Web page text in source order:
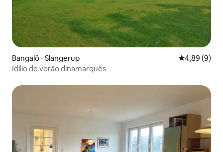
Bangalô ⋅ Slangerup 4,89 de uma
4,89 (9)
Idílio de verão dinamarquês